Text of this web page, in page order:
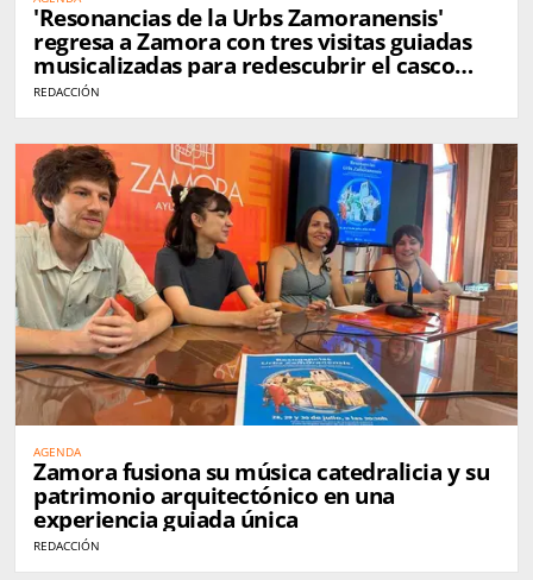
'Resonancias de la Urbs Zamoranensis'
regresa a Zamora con tres visitas guiadas
musicalizadas para redescubrir el casco
histórico
REDACCIÓN
AGENDA
Zamora fusiona su música catedralicia y su
patrimonio arquitectónico en una
experiencia guiada única
REDACCIÓN